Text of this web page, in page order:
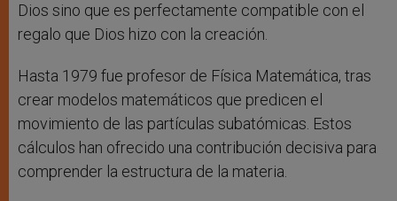
Dios sino que es perfectamente compatible con el
regalo que Dios hizo con la creación.
Hasta 1979 fue profesor de Física Matemática, tras
crear modelos matemáticos que predicen el
movimiento de las partículas subatómicas. Estos
cálculos han ofrecido una contribución decisiva para
comprender la estructura de la materia.